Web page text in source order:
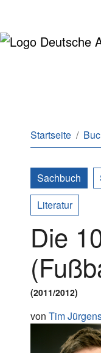
Sie sind hier:
Startseite
Sachbuch
Literatur
Die
(2011/2012)
von Tim